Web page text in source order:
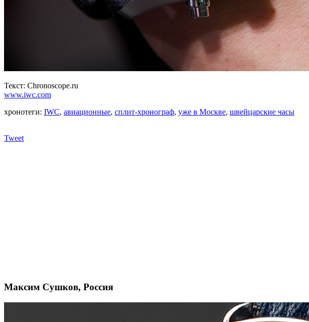
Текст: Chronoscope.ru
www.iwc.com
хронотеги: IWC, авиационные, сплит-хронограф, уже в Москве, швейцарские часы
Tweet
Максим Сушков, Россия